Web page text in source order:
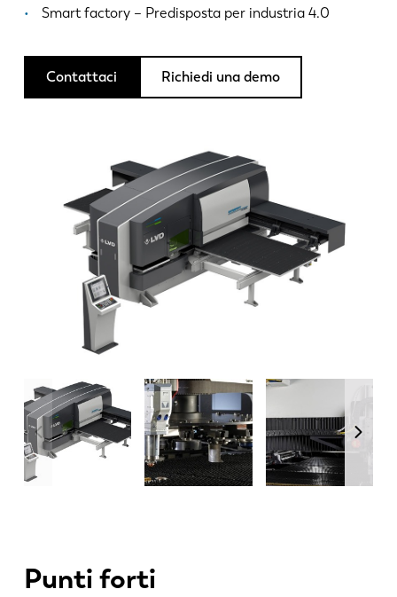
Smart factory – Predisposta per industria 4.0
Contattaci Richiedi una demo
Punti forti
Settori e soluzioni
Lavora con noi